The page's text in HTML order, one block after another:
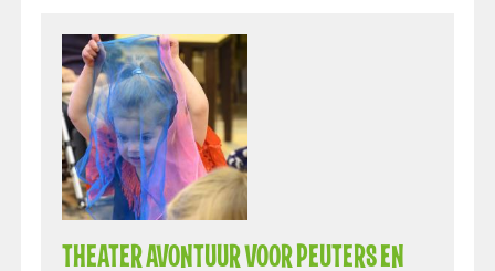
THEATER AVONTUUR VOOR PEUTERS EN